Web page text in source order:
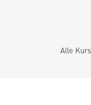
Alle